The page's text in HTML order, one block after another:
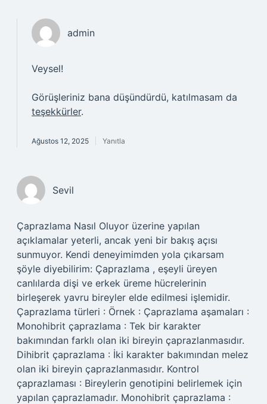
admin
Veysel!
Görüşleriniz bana düşündürdü, katılmasam da
teşekkürler.
Ağustos 12, 2025 Yanıtla
Sevil
Çaprazlama Nasıl Oluyor üzerine yapılan
açıklamalar yeterli, ancak yeni bir bakış açısı
sunmuyor. Kendi deneyimimden yola çıkarsam
şöyle diyebilirim: Çaprazlama , eşeyli üreyen
canlılarda dişi ve erkek üreme hücrelerinin
birleşerek yavru bireyler elde edilmesi işlemidir.
Çaprazlama türleri : Örnek : Çaprazlama aşamaları :
Monohibrit çaprazlama : Tek bir karakter
bakımından farklı olan iki bireyin çaprazlanmasıdır.
Dihibrit çaprazlama : İki karakter bakımından melez
olan iki bireyin çaprazlanmasıdır. Kontrol
çaprazlaması : Bireylerin genotipini belirlemek için
yapılan çaprazlamadır. Monohibrit çaprazlama :